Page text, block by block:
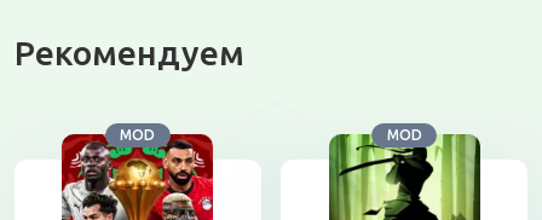
Рекомендуем
MOD MOD